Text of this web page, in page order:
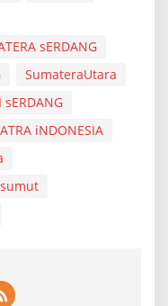
sERDANG
SumateraUtara
sERDANG
iNDONESIA
sumut